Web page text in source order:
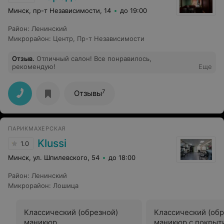
Минск, пр-т Независимости, 14 до 19:00
Район: Ленинский
Микрорайон: Центр Пр-т Независимости
Отзыв. Отличный салон! Все понравилось,
рекомендую!
Еще
Отзывы7
ПАРИКМАХЕРСКАЯ
1.0 Klussi
Минск, ул. Шпилевского, 54 до 18:00
Район: Ленинский
Микрорайон: Лошица
Классический (обрезной)
Классический